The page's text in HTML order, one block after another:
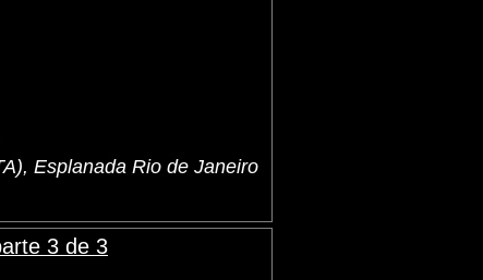
Esplanada Rio de Janeiro
3 de 3